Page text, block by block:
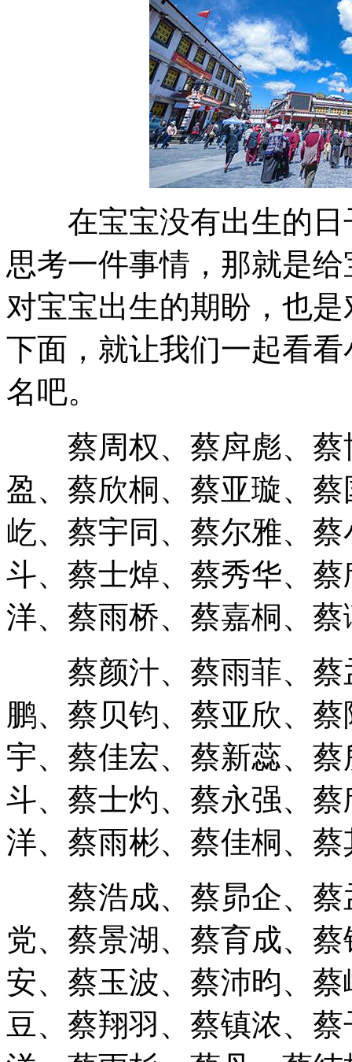
在宝宝没有出生的日
思考一件事情，那就是
对宝宝出生的期盼，也
下面，就让我们一起看
名吧。
蔡周权、蔡戽彪、蔡
盈、蔡欣桐、蔡亚璇、
屹、蔡宇同、蔡尔雅、
斗、蔡士焯、蔡秀华、
洋、蔡雨桥、蔡嘉桐、
蔡颜汁、蔡雨菲、蔡
鹏、蔡贝钧、蔡亚欣、
宇、蔡佳宏、蔡新蕊、
斗、蔡士灼、蔡永强、
洋、蔡雨彬、蔡佳桐、
蔡浩成、蔡昴企、蔡
党、蔡景湖、蔡育成、
安、蔡玉波、蔡沛昀、
豆、蔡翔羽、蔡镇浓、
洋、蔡雨杉、蔡丹、蔡